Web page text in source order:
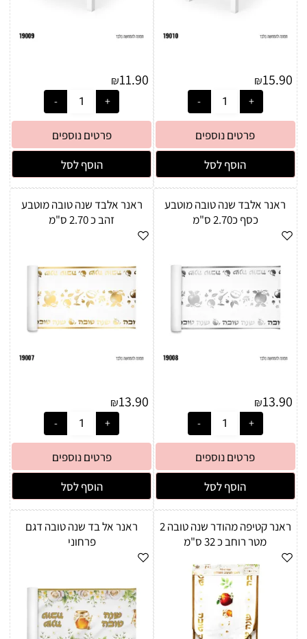
₪15.90
פרטים נוספים
הוסף לסל
₪11.90
פרטים נוספים
הוסף לסל
ראנר אלבד שנה טובה מוטבע
כסף כ2.70 ס"מ
₪13.90
פרטים נוספים
הוסף לסל
ראנר אלבד שנה טובה מוטבע
זהב כ 2.70 ס"מ
₪13.90
פרטים נוספים
הוסף לסל
ראנר קטיפה מהודר שנה טובה 2
מטר רוחב כ 32 ס"מ
ראנר אל בד שנה טובה דגם
פרחוני